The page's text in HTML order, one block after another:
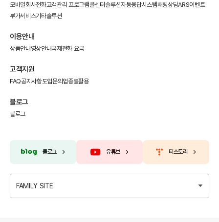
모바일회사전화고객관리 프로그램콜센터솔루션자동응답시스템채팅상담ARS이벤트
부가서비스기타솔루션
이용안내
상품안내영상안내국제전화 요금
고객지원
FAQ공지사항도입문의업종별활용
블로그
블로그
블로그 유튜브 티스토리
FAMILY SITE